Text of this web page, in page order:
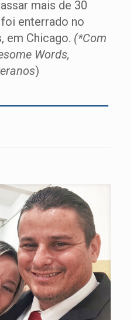
mais de 30
enterrado no
em Chicago. (*Com
Words,
)